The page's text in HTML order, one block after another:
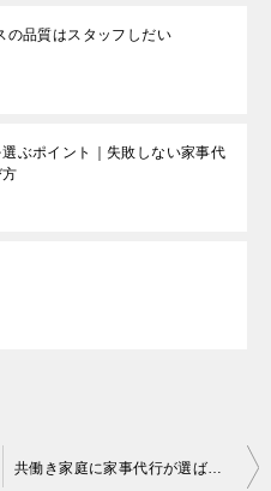
の品質はスタッフしだい
ぶポイント｜失敗しない家事代